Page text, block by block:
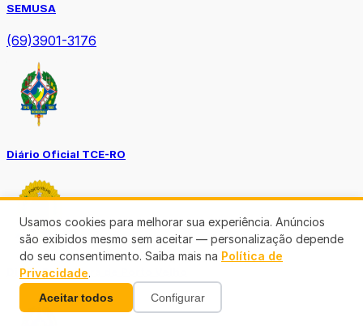
SEMUSA
(69)3901-3176
Diário Oficial TCE-RO
Diário Prefeitura de Porto Velho
Usamos cookies para melhorar sua experiência. Anúncios
são exibidos mesmo sem aceitar — personalização depende
do seu consentimento. Saiba mais na Política de
Privacidade.
Aceitar todos Configurar